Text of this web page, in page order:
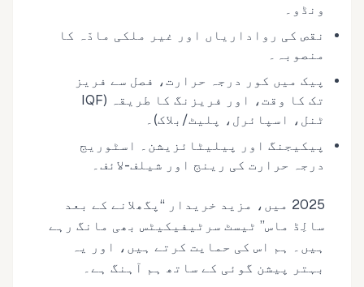
ونڈو۔
نقص کی رواداریاں اور غیر ملکی مادّہ کا
منصوبہ۔
پیک میں کور درجہ حرارت، فصل سے فریز
تک کا وقت، اور فریزنگ کا طریقہ (IQF
ٹنل، اسپائرل، پلیٹ/بلاک)۔
پیکیجنگ اور پیلیٹائزیشن۔ اسٹوریج
درجہ حرارت کی رینج اور شیلف-لائف۔
2025 میں، مزید خریدار ‘‘پگھلانے کے بعد
سالِڈ ماس’’ ٹیسٹ سرٹیفیکیٹس بھی مانگ رہے
ہیں۔ ہم اس کی حمایت کرتے ہیں، اور یہ
بہتر پیشن گوئی کے ساتھ ہم آہنگ ہے۔